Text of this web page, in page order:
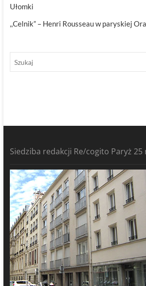
Ułomki
,,Celnik” – Henri Rousseau w paryskiej
Siedziba redakcji Re/cogito Paryż